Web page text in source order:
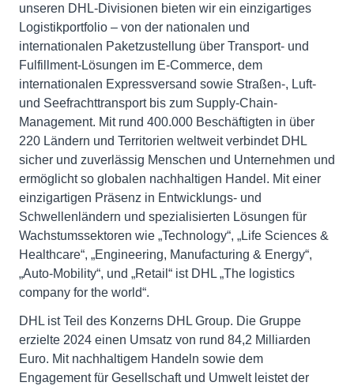
unseren DHL-Divisionen bieten wir ein einzigartiges
Logistikportfolio – von der nationalen und
internationalen Paketzustellung über Transport- und
Fulfillment-Lösungen im E-Commerce, dem
internationalen Expressversand sowie Straßen-, Luft-
und Seefrachttransport bis zum Supply-Chain-
Management. Mit rund 400.000 Beschäftigten in über
220 Ländern und Territorien weltweit verbindet DHL
sicher und zuverlässig Menschen und Unternehmen und
ermöglicht so globalen nachhaltigen Handel. Mit einer
einzigartigen Präsenz in Entwicklungs- und
Schwellenländern und spezialisierten Lösungen für
Wachstumssektoren wie „Technology“, „Life Sciences &
Healthcare“, „Engineering, Manufacturing & Energy“,
„Auto-Mobility“, und „Retail“ ist DHL „The logistics
company for the world“.
DHL ist Teil des Konzerns DHL Group. Die Gruppe
erzielte 2024 einen Umsatz von rund 84,2 Milliarden
Euro. Mit nachhaltigem Handeln sowie dem
Engagement für Gesellschaft und Umwelt leistet der